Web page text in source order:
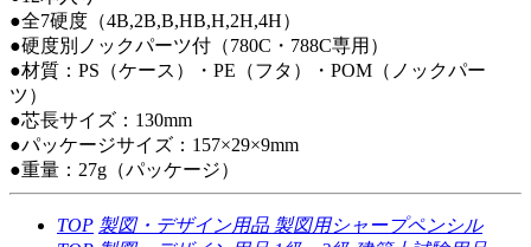
●全7硬度（4B,2B,B,HB,H,2H,4H）
●硬度別ノックパーツ付（780C・788C専用）
●材質：PS（ケース）・PE（フタ）・POM（ノックパー
ツ）
●芯長サイズ：130mm
●パッケージサイズ：157×29×9mm
●重量：27g（パッケージ）
TOP 製図・デザイン用品 製図用シャープペンシル